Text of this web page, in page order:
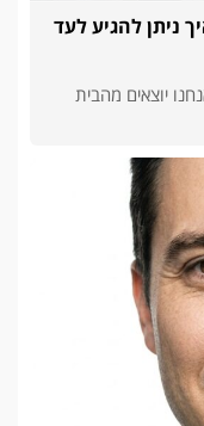
ניתן להגיע לעד
יוצאים מהבית